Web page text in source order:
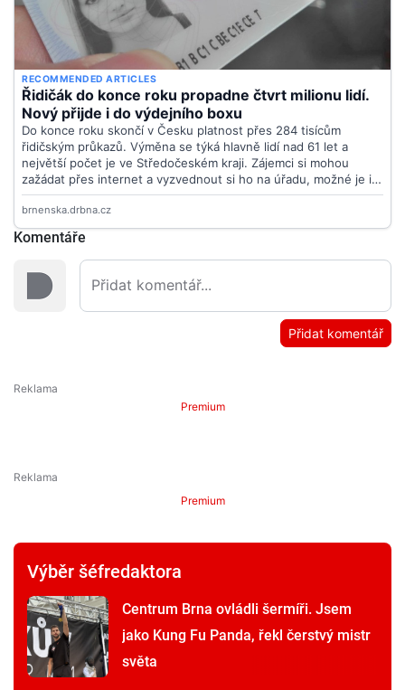
Komentáře
Přidat komentář
Premium
Premium
Výběr šéfredaktora
Centrum Brna ovládli šermíři. Jsem
jako Kung Fu Panda, řekl čerstvý mistr
světa